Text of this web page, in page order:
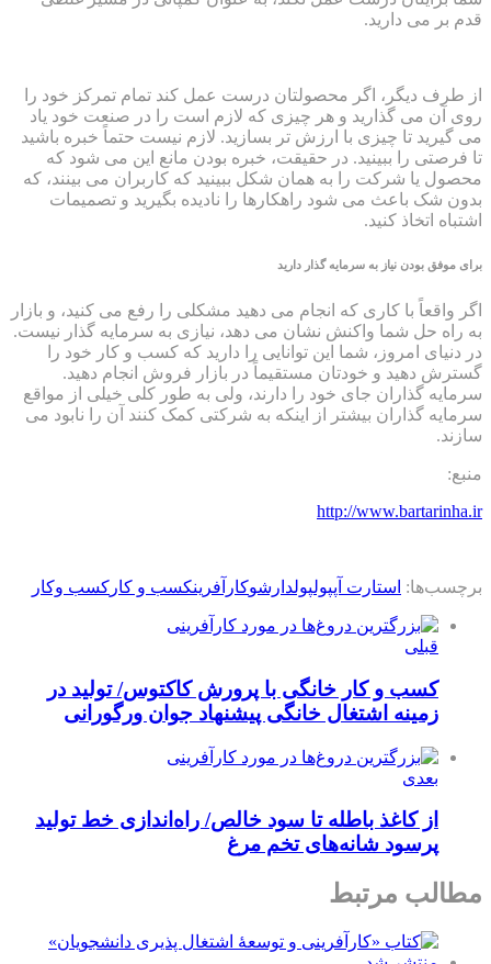
قدم بر می دارید.
از طرف دیگر، اگر محصولتان درست عمل کند تمام تمرکز خود را
روی آن می گذارید و هر چیزی که لازم است را در صنعت خود یاد
می گیرید تا چیزی با ارزش تر بسازید. لازم نیست حتماً خبره باشید
تا فرصتی را ببینید. در حقیقت، خبره بودن مانع این می شود که
محصول یا شرکت را به همان شکل ببینید که کاربران می بینند، که
بدون شک باعث می شود راهکارها را نادیده بگیرید و تصمیمات
اشتباه اتخاذ کنید.
برای موفق بودن نیاز به سرمایه گذار دارید
اگر واقعاً با کاری که انجام می دهید مشکلی را رفع می کنید، و بازار
به راه حل شما واکنش نشان می دهد، نیازی به سرمایه گذار نیست.
در دنیای امروز، شما این توانایی را دارید که کسب و کار خود را
گسترش دهید و خودتان مستقیماً در بازار فروش انجام دهید.
سرمایه گذاران جای خود را دارند، ولی به طور کلی خیلی از مواقع
سرمایه گذاران بیشتر از اینکه به شرکتی کمک کنند آن را نابود می
سازند.
منبع:
http://www.bartarinha.ir
برچسب‌ها: استارت آپپولپولدارشوکارآفرینکسب و کار کسب وکار
قبلی
کسب و کار خانگی با پرورش کاکتوس/ تولید در
زمینه اشتغال خانگی پیشنهاد جوان ورگورانی
بعدی
از کاغذ باطله تا سود خالص/ راه‌اندازی خط تولید
پرسود شانه‌­های تخم مرغ
مطالب مرتبط